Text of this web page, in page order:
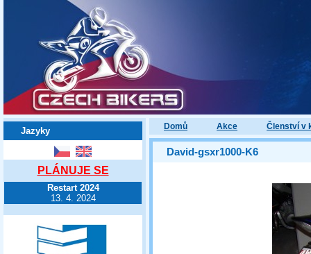
Domů Akce Členství v
Jazyky
PLÁNUJE SE
Restart 2024
13. 4. 2024
David-gsxr1000-K6